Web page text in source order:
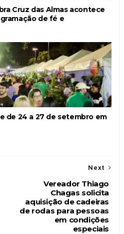
Cruz das Almas acontece
de fé e
de 24 a 27 de setembro em
Next
Vereador Thiago
Chagas solicita
aquisição de cadeiras
de rodas para pessoas
em condições
especiais